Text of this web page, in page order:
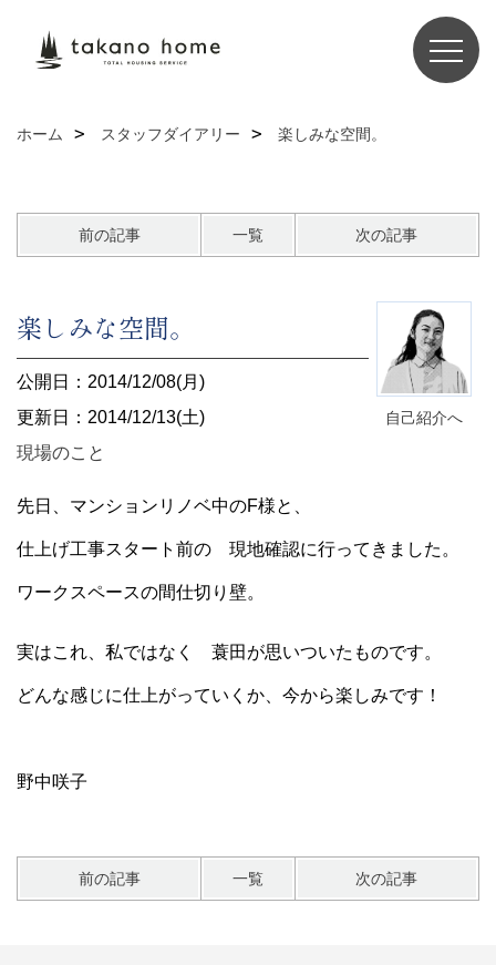
ホーム スタッフダイアリー 楽しみな空間。
前の記事 一覧 次の記事
自己紹介へ
楽しみな空間。
公開日：2014/12/08(月)
更新日：2014/12/13(土)
現場のこと
先日、マンションリノベ中のF様と、
仕上げ工事スタート前の 現地確認に行ってきました。
ワークスペースの間仕切り壁。
実はこれ、私ではなく 蓑田が思いついたものです。
どんな感じに仕上がっていくか、今から楽しみです！
野中咲子
前の記事 一覧 次の記事